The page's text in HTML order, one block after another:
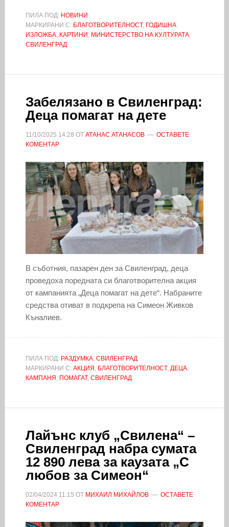
ПИЛА ПОД: НОВИНИ
МАРКИРАНИ С: БЛАГОТВОРИТЕЛНОСТ, ГОДИШНА
ИЗЛОЖБА, КАРТИНИ , МИНИСТЕРСТВО НА КУЛТУРАТА,
СВИЛЕНГРАД
Забелязано в Свиленград:
Деца помагат на дете
11/10/2025 14:28 ОТ АТАНАС АТАНАСОВ
ОСТАВЕТЕ
КОМЕНТАР
В съботния, пазарен ден за Свиленград, деца
проведоха поредната си благотворителна акция
от кампанията „Деца помагат на дете“. Набраните
средства отиват в подкрепа на Симеон Живков
Къналиев.
ПИЛА ПОД: РАЗДУМКА, СВИЛЕНГРАД
МАРКИРАНИ С: АКЦИЯ , БЛАГОТВОРИТЕЛНОСТ, ДЕЦА,
КАМПАНЯ , ПОМАГАТ, СВИЛЕНГРАД
Лайънс клуб „Свилена“ –
Свиленград набра сумата
12 890 лева за каузата „С
любов за Симеон“
02/04/2024 11:15 ОТ МИХАИЛ МИХАЙЛОВ
ОСТАВЕТЕ
КОМЕНТАР